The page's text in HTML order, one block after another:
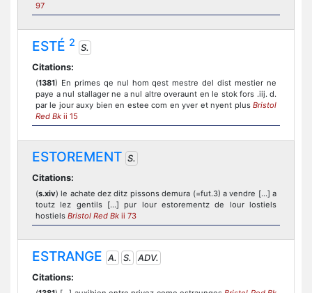
97
ESTÉ 2 S.
Citations:
(1381) En primes qe nul hom qest mestre del dist mestier ne
paye a nul stallager ne a nul altre overaunt en le stok fors .iij. d.
par le jour auxy bien en estee com en yver et nyent plus Bristol
Red Bk ii 15
ESTOREMENT S.
Citations:
(s.xiv) le achate dez ditz pissons demura (=fut.3) a vendre [...] a
toutz lez gentils [...] pur lour estorementz de lour lostiels
hostiels Bristol Red Bk ii 73
ESTRANGE A. S.
ADV.
Citations: